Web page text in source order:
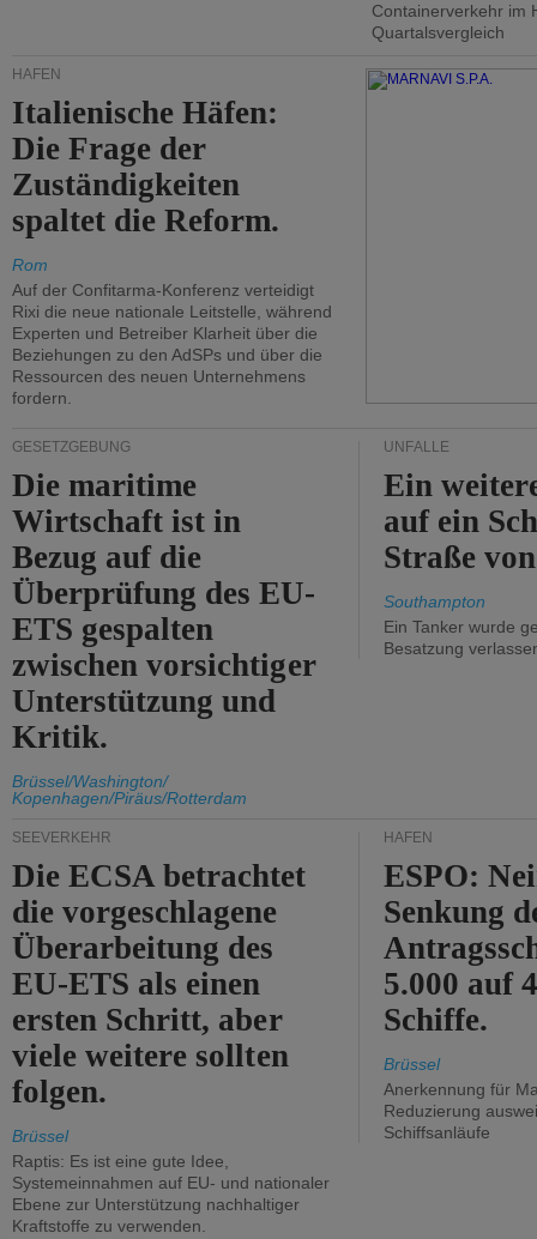
Containerverkehr im
Quartalsvergleich
HÄFEN
Italienische Häfen:
Die Frage der
Zuständigkeiten
spaltet die Reform.
Rom
Auf der Confitarma-Konferenz verteidigt
Rixi die neue nationale Leitstelle, während
Experten und Betreiber Klarheit über die
Beziehungen zu den AdSPs und über die
Ressourcen des neuen Unternehmens
fordern.
GESETZGEBUNG
Die maritime
Wirtschaft ist in
Bezug auf die
Überprüfung des EU-
ETS gespalten
zwischen vorsichtiger
Unterstützung und
Kritik.
Brüssel/Washington/
Kopenhagen/Piräus/Rotterdam
UNFÄLLE
Ein
auf ein
Straße
Southampton
Ein Tanker wurde
Besatzung
SEEVERKEHR
Die ECSA betrachtet
die vorgeschlagene
Überarbeitung des
EU-ETS als einen
ersten Schritt, aber
viele weitere sollten
folgen.
Brüssel
Raptis: Es ist eine gute Idee,
Systemeinnahmen auf EU- und nationaler
Ebene zur Unterstützung nachhaltiger
Kraftstoffe zu verwenden.
HÄFEN
ESPO:
Senkung
5.000 auf
Schiffe.
Brüssel
Anerkennung für
Reduzierung
Schiffsanläufe